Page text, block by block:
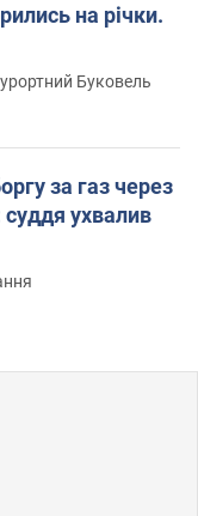
на річки.
Буковель
за газ через
суддя ухвалив